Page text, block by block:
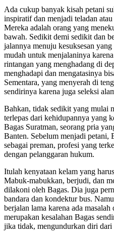
Ada cukup banyak kisah petani
inspiratif dan menjadi teladan
Mereka adalah orang yang
bawah. Sedikit demi sedikit dan
jalannya menuju kesuksesan
mudah untuk menjalaninya
rintangan yang menghadang di
menghadapi dan mengatasinya
Sementara, yang menyerah di
sendirinya karena juga seleksi
Bahkan, tidak sedikit yang mulai
terlepas dari kehidupannya yang
Bagas Suratman, seorang pria
Banten. Sebelum menjadi petani,
sebagai preman, profesi yang
dengan pelanggaran hukum.
Itulah kenyataan kelam yang
Mabuk-mabukkan, berjudi, dan
dilakoni oleh Bagas. Dia juga
bandara dan kondektur bus.
berjalan lama karena ada
merupakan kesalahan Bagas
jika tidak, mengundurkan diri dari